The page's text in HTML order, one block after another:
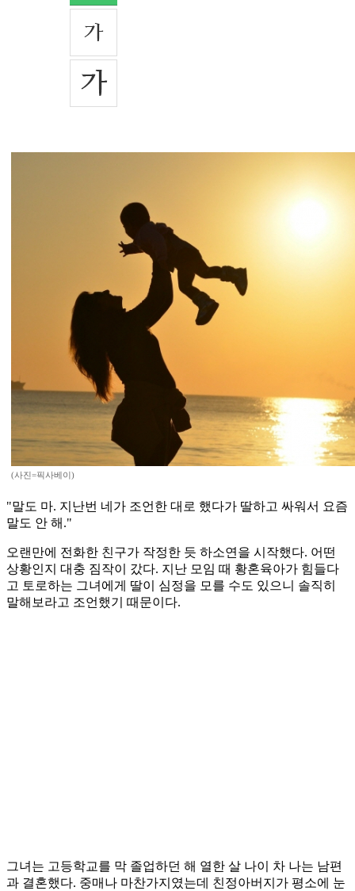
(사진=픽사베이)
"말도 마. 지난번 네가 조언한 대로 했다가 딸하고 싸워서 요즘
말도 안 해."
오랜만에 전화한 친구가 작정한 듯 하소연을 시작했다. 어떤
상황인지 대충 짐작이 갔다. 지난 모임 때 황혼육아가 힘들다
고 토로하는 그녀에게 딸이 심정을 모를 수도 있으니 솔직히
말해보라고 조언했기 때문이다.
그녀는 고등학교를 막 졸업하던 해 열한 살 나이 차 나는 남편
과 결혼했다. 중매나 마찬가지였는데 친정아버지가 평소에 눈